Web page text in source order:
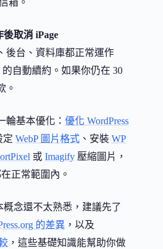
箱。
取消 iPage
後台、資料庫都正常運作
的自動續約。如果你仍在 30
。
輪基本優化： 優化 WordPress
定 WebP 圖片格式 、安裝 WP
或 Imagify 壓縮圖片，
正常範圍內。
概念還不太熟悉，建議先了
的差異 ，以及
，這些基礎知識能幫助你做